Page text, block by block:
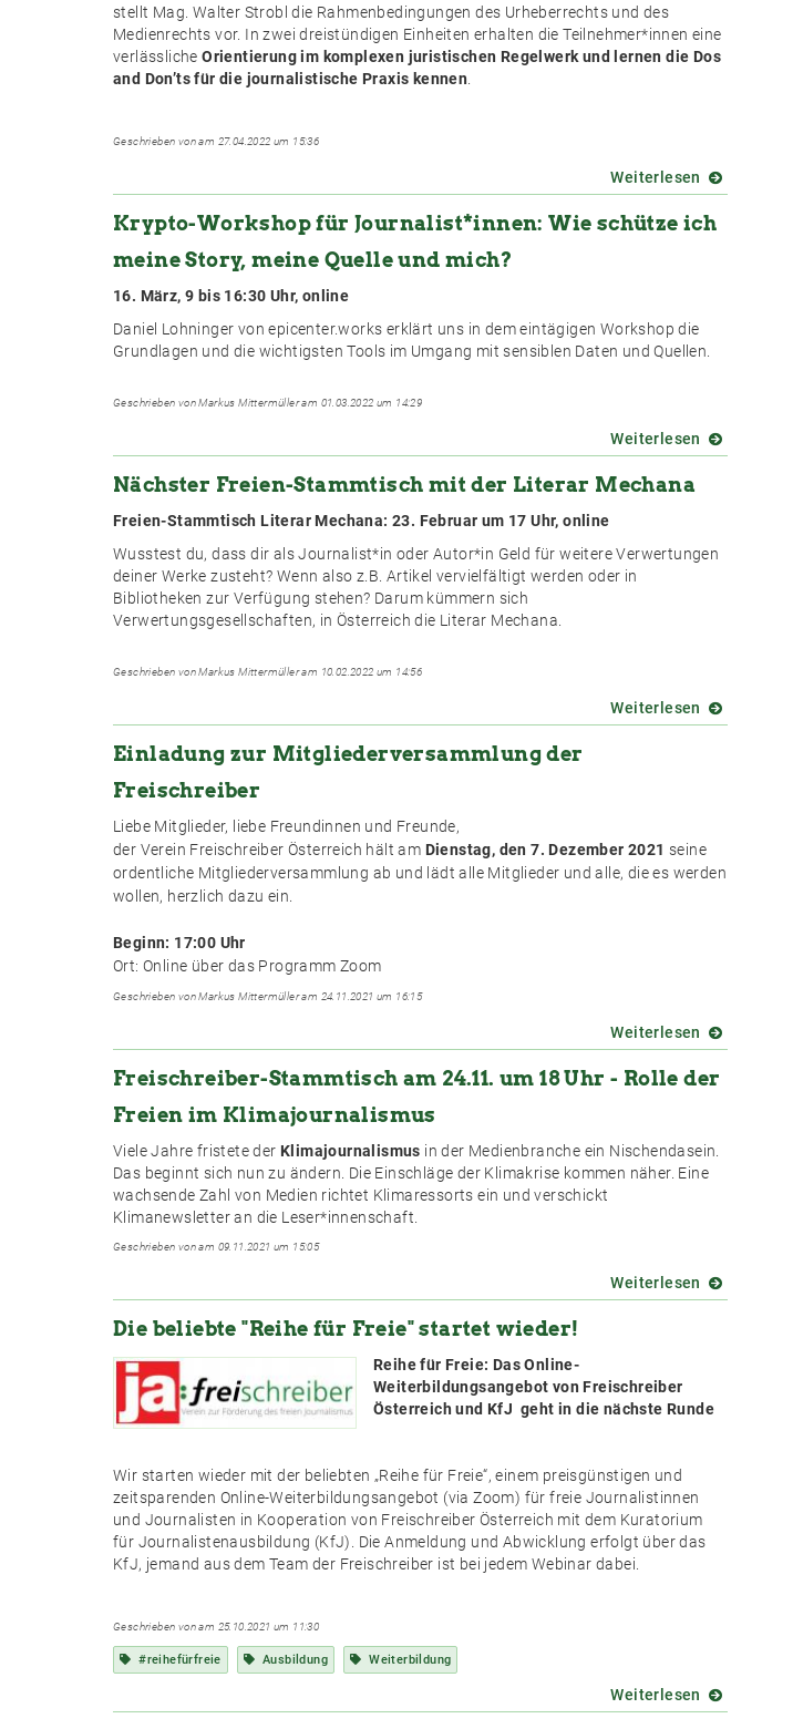
stellt Mag. Walter Strobl die Rahmenbedingungen des Urheberrechts und des
Medienrechts vor. In zwei dreistündigen Einheiten erhalten die Teilnehmer*innen eine
verlässliche Orientierung im komplexen juristischen Regelwerk und lernen die Dos
and Don’ts für die journalistische Praxis kennen
Geschrieben von am 27.04.2022 um 15:36
Weiterlesen über
Urheberrecht
und
Krypto-Workshop für Journalist*innen: Wie schütze ich
meine Story, meine Quelle und mich?
16. März, 9 bis 16:30 Uhr, online
Daniel Lohninger von epicenter.works erklärt uns in dem eintägigen Workshop die
Grundlagen und die wichtigsten Tools im Umgang mit sensiblen Daten und Quellen.
Geschrieben von Markus Mittermüller am 01.03.2022 um 14:29
Weiterlesen über
Krypto-
Wie
und
mich?
Nächster Freien-Stammtisch mit der Literar Mechana
Freien-Stammtisch Literar Mechana: 23. Februar um 17 Uhr, online
Wusstest du, dass dir als Journalist*in oder Autor*in Geld für weitere Verwertungen
deiner Werke zusteht? Wenn also z.B. Artikel vervielfältigt werden oder in
Bibliotheken zur Verfügung stehen? Darum kümmern sich
Verwertungsgesellschaften, in Österreich die Literar Mechana.
Geschrieben von Markus Mittermüller am 10.02.2022 um 14:56
Weiterlesen über
Nächster
Mechana
Einladung zur Mitgliederversammlung der
Freischreiber
Liebe Mitglieder, liebe Freundinnen und Freunde,
der Verein Freischreiber Österreich hält am Dienstag, den 7. Dezember 2021 seine
ordentliche Mitgliederversammlung ab und lädt alle Mitglieder und alle, die es werden
wollen, herzlich dazu ein.
Beginn: 17:00 Uhr
Ort: Online über das Programm Zoom
Geschrieben von Markus Mittermüller am 24.11.2021 um 16:15
Weiterlesen über
Einladung
zur
Freischreiber
Freischreiber-Stammtisch am 24.11. um 18 Uhr - Rolle der
Freien im Klimajournalismus
Viele Jahre fristete der Klimajournalismus in der Medienbranche ein Nischendasein.
Das beginnt sich nun zu ändern. Die Einschläge der Klimakrise kommen näher. Eine
wachsende Zahl von Medien richtet Klimaressorts ein und verschickt
Klimanewsletter an die Leser*innenschaft.
Geschrieben von am 09.11.2021 um 15:05
Weiterlesen über
Freischreiber-
18
Freien
im
Die beliebte "Reihe für Freie" startet wieder!
Reihe für Freie: Das Online-
Weiterbildungsangebot von Freischreiber
Österreich und KfJ geht in die nächste Runde
Wir starten wieder mit der beliebten „Reihe für Freie“, einem preisgünstigen und
zeitsparenden Online-Weiterbildungsangebot (via Zoom) für freie Journalistinnen
und Journalisten in Kooperation von Freischreiber Österreich mit dem Kuratorium
für Journalistenausbildung (KfJ). Die Anmeldung und Abwicklung erfolgt über das
KfJ, jemand aus dem Team der Freischreiber ist bei jedem Webinar dabei.
Geschrieben von am 25.10.2021 um 11:30
#reihefürfreie Ausbildung Weiterbildung
Weiterlesen über
Die